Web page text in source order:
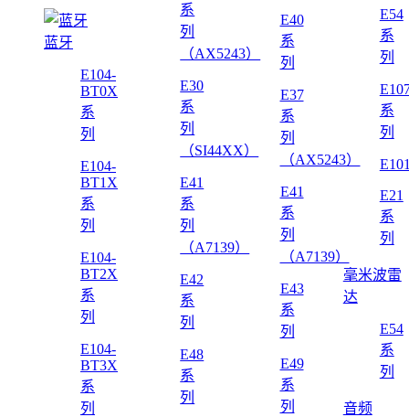
蓝牙
E104-
BT0X
系
列
E104-
BT1X
系
列
E104-
BT2X
系
列
E104-
BT3X
系
列
系
列
（AX5243）
E30
系
列
（SI44XX）
E41
系
列
（A7139）
E42
系
列
E48
系
列
E40
系
列
E37
系
列
（AX5243）
E41
系
列
（A7139）
E43
系
列
E49
系
列
E54
系
列
系
列
E21
系
列
毫米波雷
达
E54
系
列
音频